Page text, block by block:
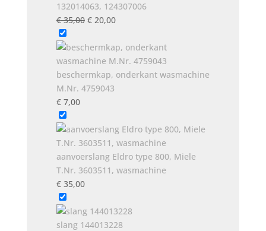
132014063, 124307006
€35,00 Oorspronkelijke
was:
€ 35,00.
€20,00Huidige
is:
€ 20,00.
beschermkap, onderkant wasmachine
M.Nr. 4759043
€7,00
aanvoerslang Eldro type 800, Miele
T.Nr. 3603511, wasmachine
€35,00
slang 144013228